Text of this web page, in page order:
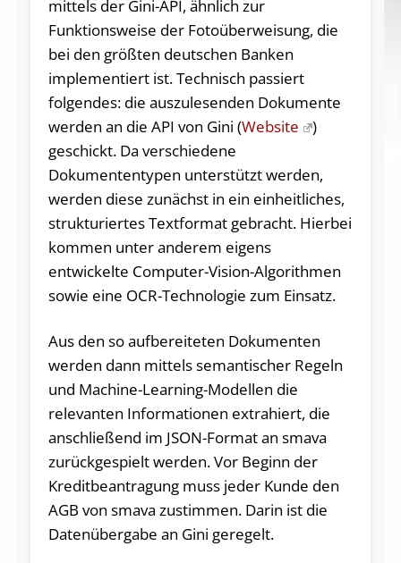
mittels der Gini-API, ähnlich zur
Funktionsweise der Fotoüberweisung, die
bei den größten deutschen Banken
implementiert ist. Technisch passiert
folgendes: die auszulesenden Dokumente
werden an die API von Gini (Website
)
geschickt. Da verschiedene
Dokumententypen unterstützt werden,
werden diese zunächst in ein einheitliches,
strukturiertes Textformat gebracht. Hierbei
kommen unter anderem eigens
entwickelte Computer-Vision-Algorithmen
sowie eine OCR-Technologie zum Einsatz.
Aus den so aufbereiteten Dokumenten
werden dann mittels semantischer Regeln
und Machine-Learning-Modellen die
relevanten Informationen extrahiert, die
anschließend im JSON-Format an smava
zurückgespielt werden. Vor Beginn der
Kreditbeantragung muss jeder Kunde den
AGB von smava zustimmen. Darin ist die
Datenübergabe an Gini geregelt.